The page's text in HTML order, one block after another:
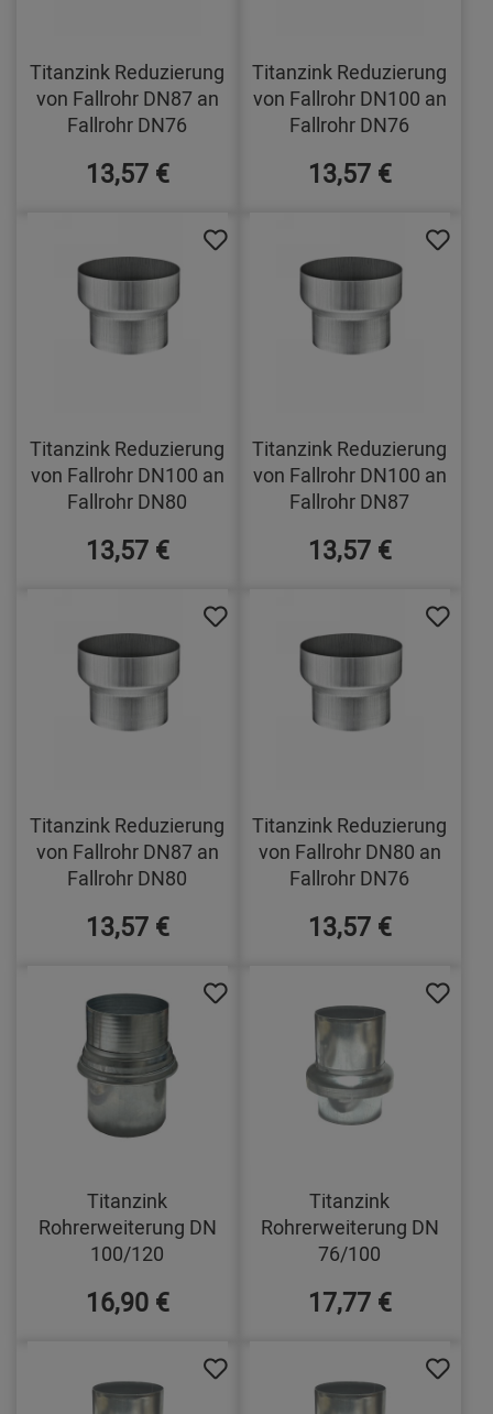
Titanzink Reduzierung
von Fallrohr DN87 an
Fallrohr DN76
13,57 €
Titanzink Reduzierung
von Fallrohr DN100 an
Fallrohr DN76
13,57 €
Titanzink Reduzierung
von Fallrohr DN100 an
Fallrohr DN80
13,57 €
Titanzink Reduzierung
von Fallrohr DN100 an
Fallrohr DN87
13,57 €
Titanzink Reduzierung
von Fallrohr DN87 an
Fallrohr DN80
13,57 €
Titanzink Reduzierung
von Fallrohr DN80 an
Fallrohr DN76
13,57 €
Titanzink
Rohrerweiterung DN
100/120
16,90 €
Titanzink
Rohrerweiterung DN
76/100
17,77 €